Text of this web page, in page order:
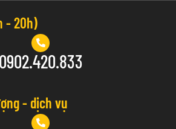
- 20h)
0902.420.833
- dịch vụ